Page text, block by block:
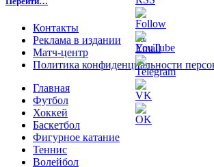
Контакты
Реклама в издании
Матч-центр
Политика конфиденциальности
Главная
Футбол
Хоккей
Баскетбол
Фигурное катание
Теннис
Волейбол